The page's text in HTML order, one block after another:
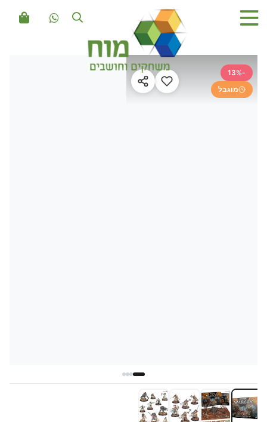
-13%
מוגבל